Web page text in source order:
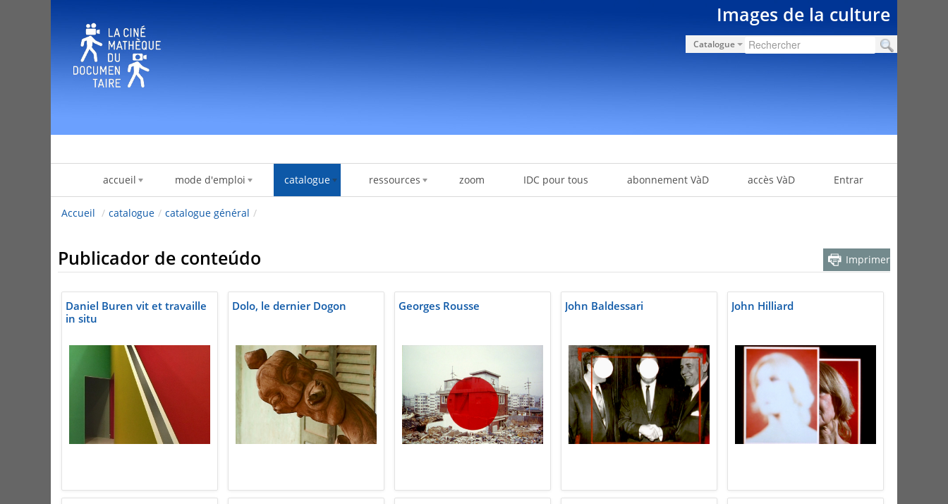
Images de la culture
Catalogue
accueil mode d'emploi catalogue ressources zoom IDC pour tous abonnement VàD accès VàD Entrar
Accueil / catalogue / catalogue général /
Publicador de conteúdo Imprimer
Daniel Buren vit et travaille
in situ
Dolo, le dernier Dogon Georges Rousse John Baldessari John Hilliard